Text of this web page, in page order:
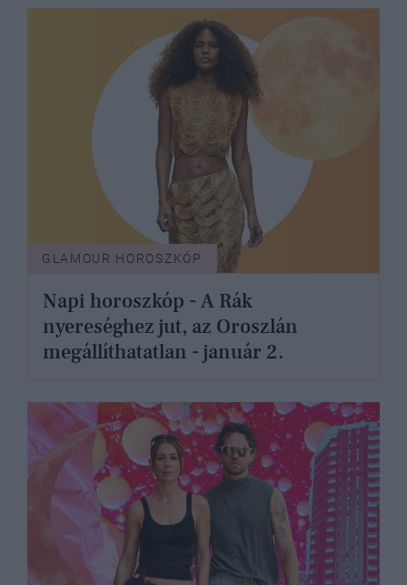
GLAMOUR HOROSZKÓP
Napi horoszkóp - A Rák
nyereséghez jut, az Oroszlán
megállíthatatlan - január 2.